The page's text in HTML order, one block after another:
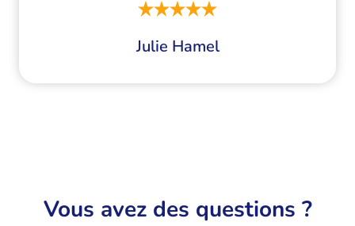
Julie Hamel
Vous avez des questions ?